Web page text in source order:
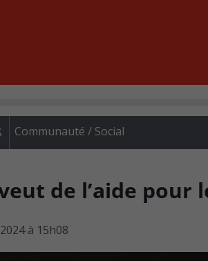
Communauté / Social
de l’aide
à 15h08